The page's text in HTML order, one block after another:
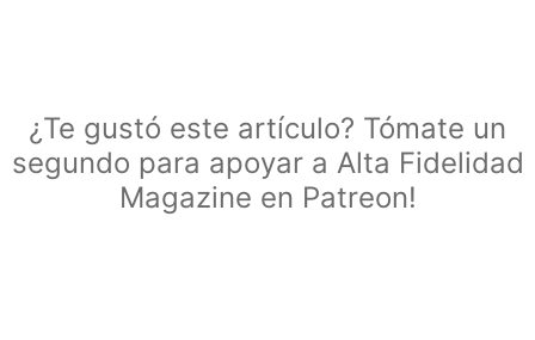
¿Te gustó este artículo? Tómate un
segundo para apoyar a Alta Fidelidad
Magazine en Patreon!